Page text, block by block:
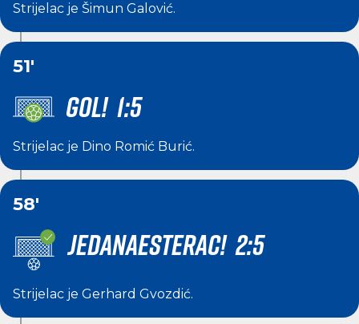
Strijelac je Šimun Galović.
51'
GOL! 1:5
Strijelac je Dino Romić Burić.
58'
JEDANAESTERAC! 2:5
Strijelac je Gerhard Gvozdić.